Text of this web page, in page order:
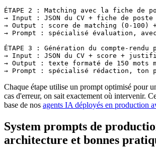
ÉTAPE 2 : Matching avec la fiche de
→ Input : JSON du CV + fiche de poste
→ Output : score de matching (0-
→ Prompt : spécialisé évaluation,
ÉTAPE 3 : Génération du compte-
→ Input : JSON du CV + score +
→ Output : texte formaté de 150 mots
→ Prompt : spécialisé rédaction, ton
Chaque étape utilise un prompt optimisé pour
cas d'erreur, on sait exactement où intervenir.
base de nos agents IA déployés en production
System prompts de
architecture et bonnes